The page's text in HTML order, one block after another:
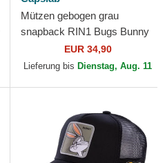
Mützen gebogen grau
snapback RIN1 Bugs Bunny
Looney Tunes von Capslab
EUR 34,90
Lieferung bis Dienstag, Aug. 11